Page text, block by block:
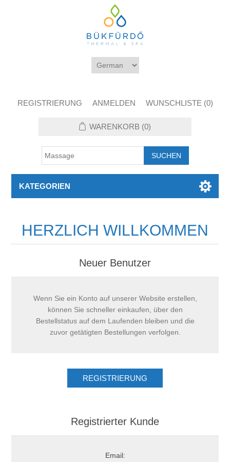
REGISTRIERUNG ANMELDEN WUNSCHLISTE (0)
WARENKORB (0)
KATEGORIEN
HERZLICH WILLKOMMEN
Neuer Benutzer
Wenn Sie ein Konto auf unserer Website erstellen,
können Sie schneller einkaufen, über den
Bestellstatus auf dem Laufenden bleiben und die
zuvor getätigten Bestellungen verfolgen.
Registrierter Kunde
Email: